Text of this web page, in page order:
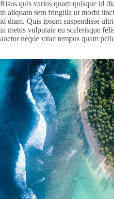
Risus quis varius quam quisque id
in aliquam sem fringilla ut morbi
id diam. Quis ipsum suspendisse
in metus vulputate eu scelerisque
auctor neque vitae tempus quam